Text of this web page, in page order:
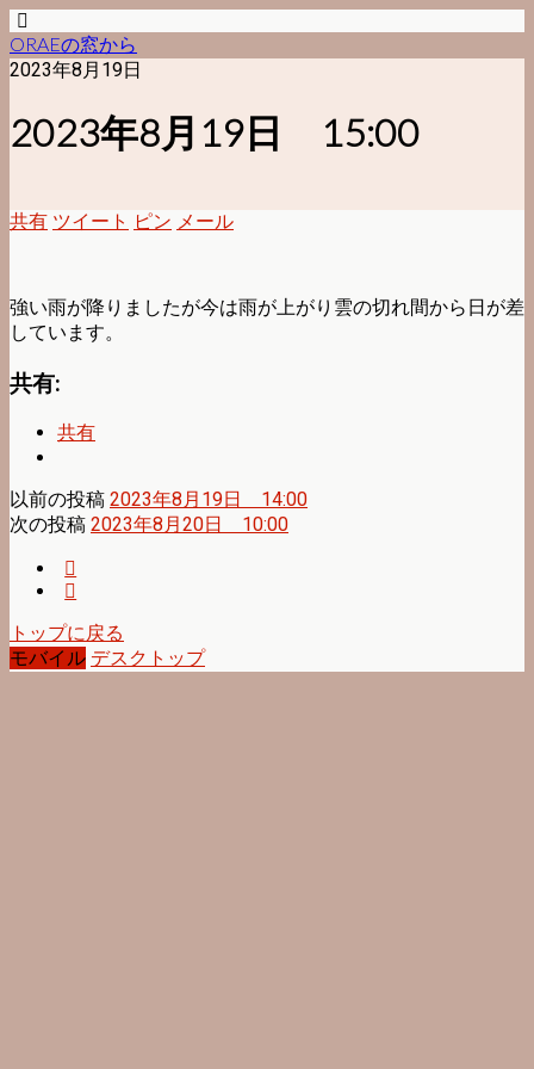
ORAEの窓から
2023年8月19日
2023年8月19日 15:00
共有 ツイート ピン メール
強い雨が降りましたが今は雨が上がり雲の切れ間から日が差
しています。
共有:
共有
以前の投稿 2023年8月19日 14:00
次の投稿 2023年8月20日 10:00
トップに戻る
モバイル デスクトップ